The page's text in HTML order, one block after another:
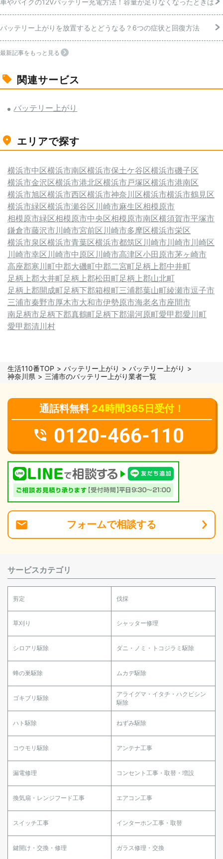
車やバイクの12Vバッテリー充電方法！容量が足りなくなったときは
バッテリー上がりを放置するとどうなる？6つの症状と回復方法
最新記事をもっと見る
関連サービス
バッテリー上がり
エリアで探す
横浜市中区横浜市南区横浜市保土ケ谷区横浜市磯子区
横浜市金沢区横浜市港北区横浜市戸塚区横浜市港南区
横浜市旭区横浜市西区横浜市神奈川区横浜市横浜市鶴見区
横浜市緑区横浜市瀬谷区 川崎市麻生区相模原市
相模原市緑区相模原市中央区相模原市南区横須賀市平塚市
鎌倉市藤沢市川崎市宮前区 川崎市多摩区横浜市栄区
横浜市泉区横浜市青葉区横浜市都筑区 川崎市川崎市川崎区
川崎市幸区 川崎市中原区 川崎市高津区小田原市茅ヶ崎市
高座郡寒川町中郡大磯町中郡二宮町足柄上郡中井町
足柄上郡大井町足柄上郡松田町足柄上郡山北町
足柄上郡開成町足柄下郡箱根町三浦郡葉山町綾瀬市逗子市
三浦市秦野市厚木市大和市伊勢原市海老名市座間市
南足柄市足柄下郡真鶴町足柄下郡湯河原町愛甲郡愛川町
愛甲郡清川村
生活110番TOP バッテリー上がり
バッテリー上がり
神奈川県
三浦市のバッテリー上がり業者一覧
通話料無料 24時間365日受付！
0120-466-110
フォームで相談する
サービスカテゴリ
剪定 伐採
草刈り シャッター修理
シロアリ駆除 ダニ・ノミ・トコジラミ駆除
蜂の巣駆除 ムカデ駆除
ゴキブリ駆除
アライグマ・イタチ・ハクビシン
駆除
ハト駆除 ねずみ駆除
コウモリ駆除 アンテナ工事
漏電修理 コンセント工事・取替・増設
換気扇・レンジフード工事 エアコン工事
スイッチ工事 インターホン工事・取替
鍵開け・交換・修理 ガラス修理・交換